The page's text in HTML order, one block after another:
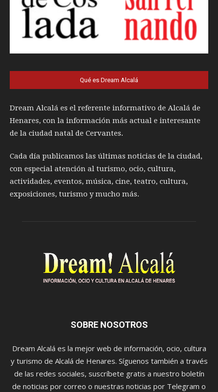
Qué es Dream Alcalá
Dream Alcalá es el referente informativo de Alcalá de
Henares, con la información más actual e interesante
de la ciudad natal de Cervantes.
Cada día publicamos las últimas noticias de la ciudad,
con especial atención al turismo, ocio, cultura,
actividades, eventos, música, cine, teatro, cultura,
exposiciones, turismo y mucho más.
SOBRE NOSOTROS
Dream Alcalá es la mejor web de información, ocio, cultura
y turismo de Alcalá de Henares. Síguenos también a través
de las redes sociales, suscríbete gratis a nuestro boletín
de noticias por correo o nuestras noticias por Telegram o